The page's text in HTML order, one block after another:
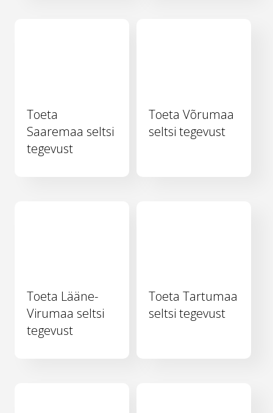
Toeta
Saaremaa seltsi
tegevust
Toeta Võrumaa
seltsi tegevust
Toeta Lääne-
Virumaa seltsi
tegevust
Toeta Tartumaa
seltsi tegevust